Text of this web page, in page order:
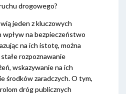
drogowego?
jeden z kluczowych
na bezpieczeństwo
na ich istotę, można
rozpoznawanie
wskazywanie na ich
środków zaradczych. O tym,
dróg publicznych